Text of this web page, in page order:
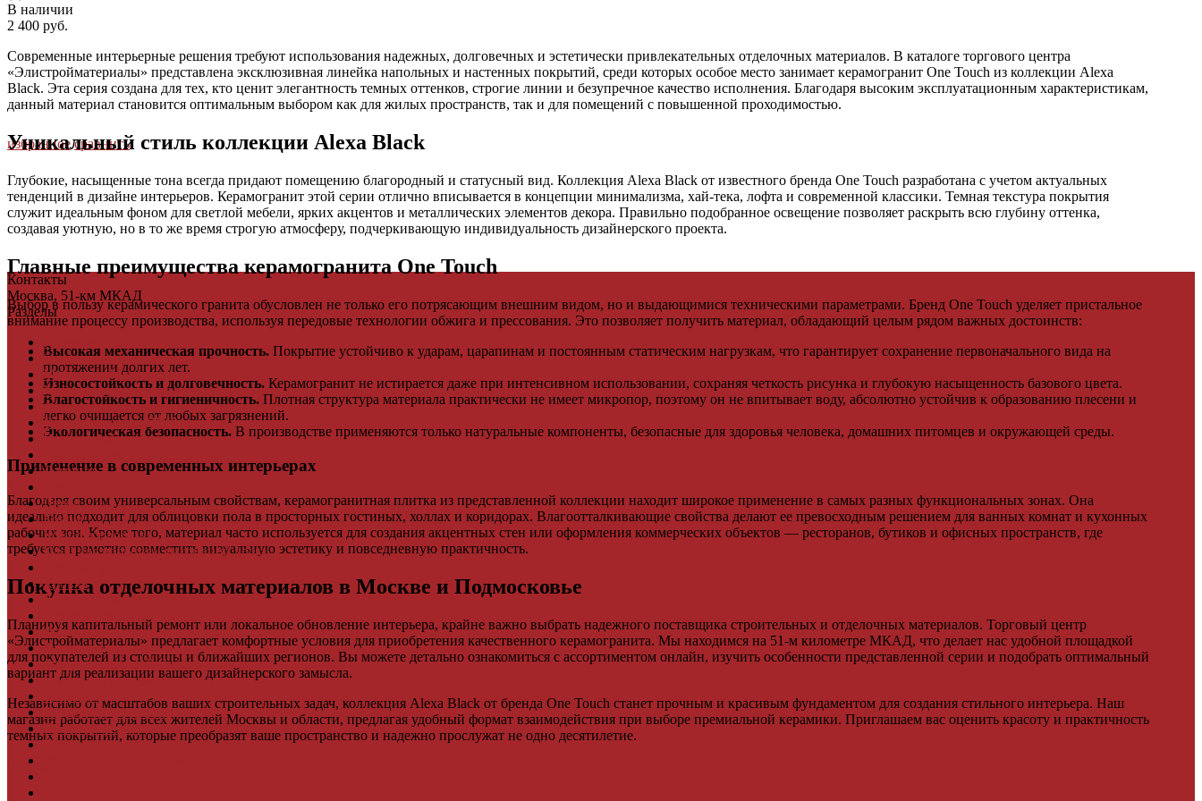
избранное сравнить
В наличии
2 400 руб.
Современные интерьерные решения требуют использования надежных, долговечных и эстетически привлекательных отделочных материалов. В каталоге торгового центра
«Элистройматериалы» представлена эксклюзивная линейка напольных и настенных покрытий, среди которых особое место занимает керамогранит One Touch из коллекции Alexa
Black. Эта серия создана для тех, кто ценит элегантность темных оттенков, строгие линии и безупречное качество исполнения. Благодаря высоким эксплуатационным характеристикам,
данный материал становится оптимальным выбором как для жилых пространств, так и для помещений с повышенной проходимостью.
Уникальный стиль коллекции Alexa Black
Глубокие, насыщенные тона всегда придают помещению благородный и статусный вид. Коллекция Alexa Black от известного бренда One Touch разработана с учетом актуальных
тенденций в дизайне интерьеров. Керамогранит этой серии отлично вписывается в концепции минимализма, хай-тека, лофта и современной классики. Темная текстура покрытия
служит идеальным фоном для светлой мебели, ярких акцентов и металлических элементов декора. Правильно подобранное освещение позволяет раскрыть всю глубину оттенка,
создавая уютную, но в то же время строгую атмосферу, подчеркивающую индивидуальность дизайнерского проекта.
Главные преимущества керамогранита One Touch
Выбор в пользу керамического гранита обусловлен не только его потрясающим внешним видом, но и выдающимися техническими параметрами. Бренд One Touch уделяет пристальное
внимание процессу производства, используя передовые технологии обжига и прессования. Это позволяет получить материал, обладающий целым рядом важных достоинств:
Высокая механическая прочность. Покрытие устойчиво к ударам, царапинам и постоянным статическим нагрузкам, что гарантирует сохранение первоначального вида на
протяжении долгих лет.
Износостойкость и долговечность. Керамогранит не истирается даже при интенсивном использовании, сохраняя четкость рисунка и глубокую насыщенность базового цвета.
Влагостойкость и гигиеничность. Плотная структура материала практически не имеет микропор, поэтому он не впитывает воду, абсолютно устойчив к образованию плесени и
легко очищается от любых загрязнений.
Экологическая безопасность. В производстве применяются только натуральные компоненты, безопасные для здоровья человека, домашних питомцев и окружающей среды.
Применение в современных интерьерах
Благодаря своим универсальным свойствам, керамогранитная плитка из представленной коллекции находит широкое применение в самых разных функциональных зонах. Она
идеально подходит для облицовки пола в просторных гостиных, холлах и коридорах. Влагоотталкивающие свойства делают ее превосходным решением для ванных комнат и кухонных
рабочих зон. Кроме того, материал часто используется для создания акцентных стен или оформления коммерческих объектов — ресторанов, бутиков и офисных пространств, где
требуется грамотно совместить визуальную эстетику и повседневную практичность.
Покупка отделочных материалов в Москве и Подмосковье
Планируя капитальный ремонт или локальное обновление интерьера, крайне важно выбрать надежного поставщика строительных и отделочных материалов. Торговый центр
«Элистройматериалы» предлагает комфортные условия для приобретения качественного керамогранита. Мы находимся на 51-м километре МКАД, что делает нас удобной площадкой
для покупателей из столицы и ближайших регионов. Вы можете детально ознакомиться с ассортиментом онлайн, изучить особенности представленной серии и подобрать оптимальный
вариант для реализации вашего дизайнерского замысла.
Независимо от масштабов ваших строительных задач, коллекция Alexa Black от бренда One Touch станет прочным и красивым фундаментом для создания стильного интерьера. Наш
магазин работает для всех жителей Москвы и области, предлагая удобный формат взаимодействия при выборе премиальной керамики. Приглашаем вас оценить красоту и практичность
темных покрытий, которые преобразят ваше пространство и надежно прослужат не одно десятилетие.
Показать еще
Контакты
Москва, 51-км МКАД
Разделы
Свет
Мебель и Интерьер
Мебельная фурнитура
Фасадные панели
Террасная доска ДПК
Виниловый сайдинг
Ламинат
Двери
Ковры
Комплектующие
Клей для паркета и массивной доски
Кровля
Регулируемые опоры
Фасадная плитка
Фасадные термопанели
Фиброцементный Сайдинг
Подложка для ламината
Подложка из пробки
Пробковый пол
Паркетная доска